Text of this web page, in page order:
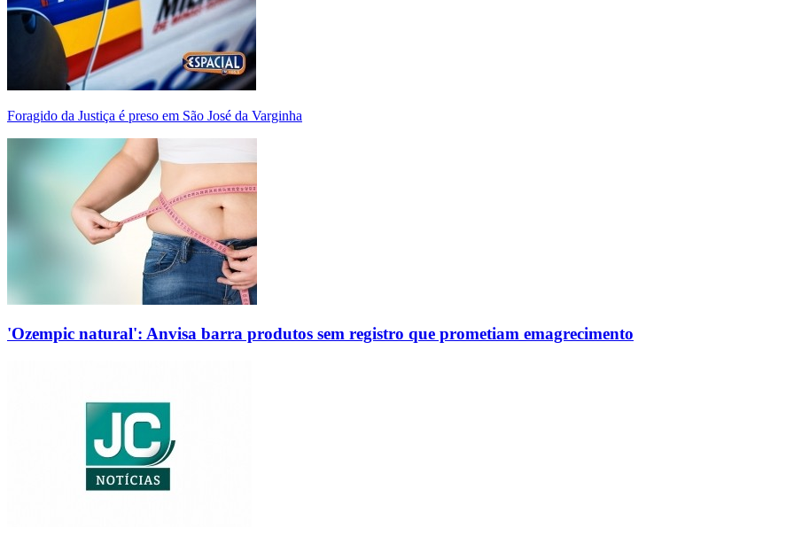
Foragido da Justiça é preso em São José da Varginha
'Ozempic natural': Anvisa barra produtos sem registro que prometiam emagrecimento